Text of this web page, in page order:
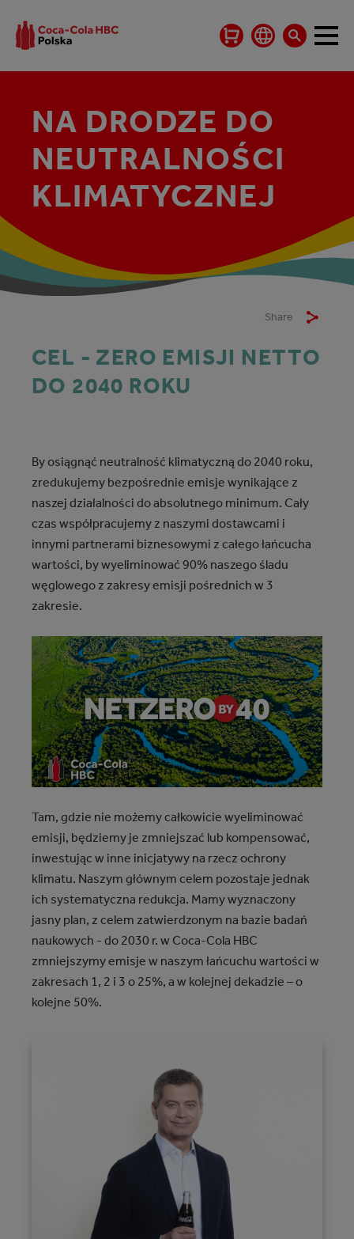
NA DRODZE DO
NEUTRALNOŚCI
KLIMATYCZNEJ
Share
CEL - ZERO EMISJI NETTO
DO 2040 ROKU
By osiągnąć neutralność klimatyczną do 2040 roku,
zredukujemy bezpośrednie emisje wynikające z
naszej działalności do absolutnego minimum. Cały
czas współpracujemy z naszymi dostawcami i
innymi partnerami biznesowymi z całego łańcucha
wartości, by wyeliminować 90% naszego śladu
węglowego z zakresy emisji pośrednich w 3
zakresie.
Tam, gdzie nie możemy całkowicie wyeliminować
emisji, będziemy je zmniejszać lub kompensować,
inwestując w inne inicjatywy na rzecz ochrony
klimatu. Naszym głównym celem pozostaje jednak
ich systematyczna redukcja. Mamy wyznaczony
jasny plan, z celem zatwierdzonym na bazie badań
naukowych - do 2030 r. w Coca-Cola HBC
zmniejszymy emisje w naszym łańcuchu wartości w
zakresach 1, 2 i 3 o 25%, a w kolejnej dekadzie – o
kolejne 50%. ​